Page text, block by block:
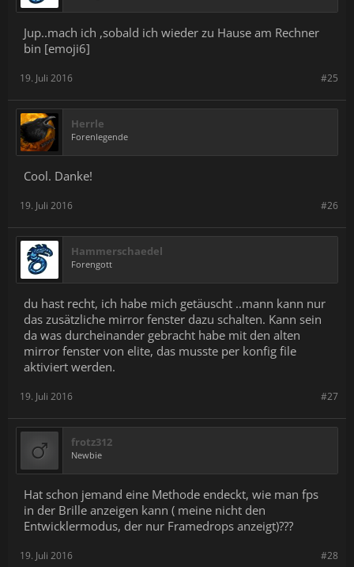
Jup..mach ich ,sobald ich wieder zu Hause am Rechner
bin [emoji6]
#25
19. Juli 2016
Herrle
Forenlegende
Cool. Danke!
#26
19. Juli 2016
Hammerschaedel
Forengott
du hast recht, ich habe mich getäuscht ..mann kann nur
das zusätzliche mirror fenster dazu schalten. Kann sein
da was durcheinander gebracht habe mit den alten
mirror fenster von elite, das musste per konfig file
aktiviert werden.
#27
19. Juli 2016
frotz312
Newbie
Hat schon jemand eine Methode endeckt, wie man fps
in der Brille anzeigen kann ( meine nicht den
Entwicklermodus, der nur Framedrops anzeigt)???
#28
19. Juli 2016